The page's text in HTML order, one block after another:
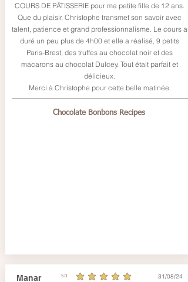
COURS DE PÂTISSERIE pour ma petite fille de 12 ans.
Que du plaisir, Christophe transmet son savoir avec
talent, patience et grand professionnalisme. Le cours a
duré un peu plus de 4h00 et elle a réalisé, 9 petits
Paris-Brest, des truffes au chocolat noir et des
macarons au chocolat Dulcey. Tout était parfait et
délicieux.
Merci à Christophe pour cette belle matinée.
Chocolate Bonbons Recipes
Manar 5.0
average rating is 5 out of 5 31/08/24